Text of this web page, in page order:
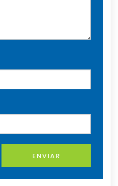
ENVIAR